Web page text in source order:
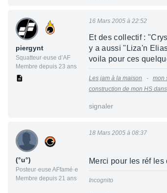
piergynt
Squatteur·euse d’AF
Membre depuis 23 ans
16 Mars 2005 à 22:52
Et des collectif :
y a aussi "Liza'n
voila pour ces
Les jam à la maison - mon
construction de mon HS
signaler
(°u°)
Posteur·euse AFfamé·e
Membre depuis 21 ans
18 Mars 2005 à 08:37
Merci pour les réf les
Incognito